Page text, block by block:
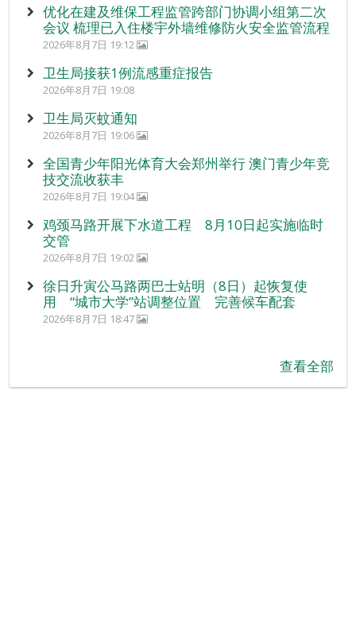
优化在建及维保工程监管跨部门协调小组第二次
会议 梳理已入住楼宇外墙维修防火安全监管流程
2026年8月7日 19:12
卫生局接获1例流感重症报告
2026年8月7日 19:08
卫生局灭蚊通知
2026年8月7日 19:06
全国青少年阳光体育大会郑州举行 澳门青少年竞
技交流收获丰
2026年8月7日 19:04
鸡颈马路开展下水道工程 8月10日起实施临时
交管
2026年8月7日 19:02
徐日升寅公马路两巴士站明（8日）起恢复使
用 “城市大学”站调整位置 完善候车配套
2026年8月7日 18:47
查看全部